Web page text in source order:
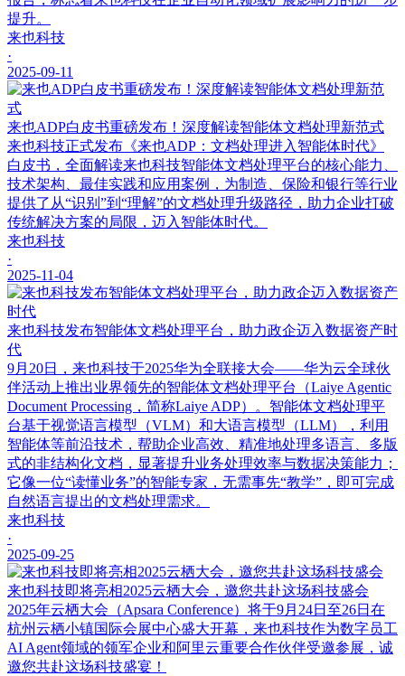
提升。
来也科技
·
2025-09-11
来也ADP白皮书重磅发布！深度解读智能体文档处理新范式
来也科技正式发布《来也ADP：文档处理进入智能体时代》
白皮书，全面解读来也科技智能体文档处理平台的核心能力、
技术架构、最佳实践和应用案例，为制造、保险和银行等行业
提供了从“识别”到“理解”的文档处理升级路径，助力企业打破
传统解决方案的局限，迈入智能体时代。
来也科技
·
2025-11-04
来也科技发布智能体文档处理平台，助力政企迈入数据资产时
代
9月20日，来也科技于2025华为全联接大会——华为云全球伙
伴活动上推出业界领先的智能体文档处理平台（Laiye Agentic
Document Processing，简称Laiye ADP）。智能体文档处理平
台基于视觉语言模型（VLM）和大语言模型（LLM），利用
智能体等前沿技术，帮助企业高效、精准地处理多语言、多版
式的非结构化文档，显著提升业务处理效率与数据决策能力；
它像一位“读懂业务”的智能专家，无需事先“教学”，即可完成
自然语言提出的文档处理需求。
来也科技
·
2025-09-25
来也科技即将亮相2025云栖大会，邀您共赴这场科技盛会
2025年云栖大会（Apsara Conference）将于9月24日至26日在
杭州云栖小镇国际会展中心盛大开幕，来也科技作为数字员工
AI Agent领域的领军企业和阿里云重要合作伙伴受邀参展，诚
邀您共赴这场科技盛宴！